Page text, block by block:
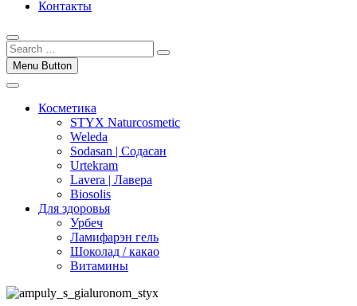
Контакты
Menu Button
Косметика
STYX Naturcosmetic
Weleda
Sodasan | Содасан
Urtekram
Lavera | Лавера
Biosolis
Для здоровья
Урбеч
Ламифарэн гель
Шоколад / какао
Витамины